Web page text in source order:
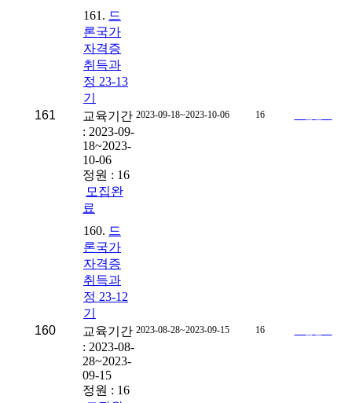
161
161. 드
론국가
자격증
취득과
정 23-13
기
교육기간
: 2023-09-
18~2023-
10-06
정원 : 16
모집완
료
2023-09-18~2023-10-06 16
160
160. 드
론국가
자격증
취득과
정 23-12
기
교육기간
: 2023-08-
28~2023-
09-15
정원 : 16
2023-08-28~2023-09-15 16